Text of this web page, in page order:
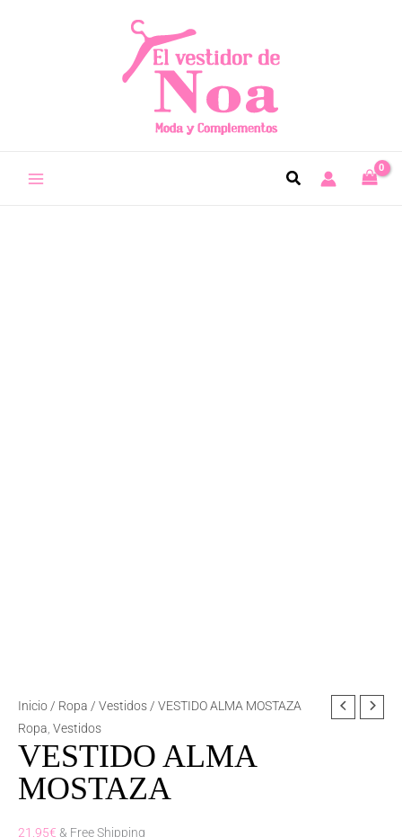
Inicio/ Ropa / Vestidos/ VESTIDO ALMA MOSTAZA
Ropa, Vestidos
VESTIDO ALMA
MOSTAZA
21.95€ & Free Shipping
VESTIDO
ALMA
MOSTAZA